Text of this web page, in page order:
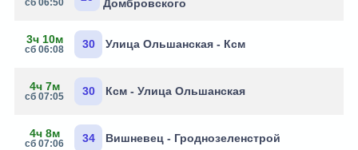
Домбровского
3ч 10м
сб 06:08 30 Улица Ольшанская - Ксм
4ч 7м
сб 07:05 30 Ксм - Улица Ольшанская
4ч 8м
сб 07:06 34 Вишневец - Гроднозеленстрой